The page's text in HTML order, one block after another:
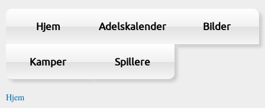
Hjem Adelskalender Bilder
Kamper Spillere
Hjem